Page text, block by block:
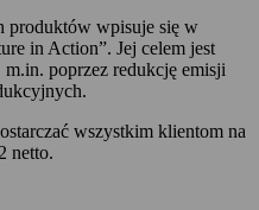
produktów wpisuje się w
in Action”. Jej celem jest
poprzez redukcję emisji
wszystkim klientom na
netto.